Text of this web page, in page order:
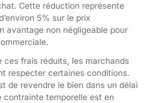
Cette réduction représente
5% sur le prix
avantage non négligeable pour
ces frais réduits, les marchands
respecter certaines conditions.
de revendre le bien dans un délai
contrainte temporelle est en